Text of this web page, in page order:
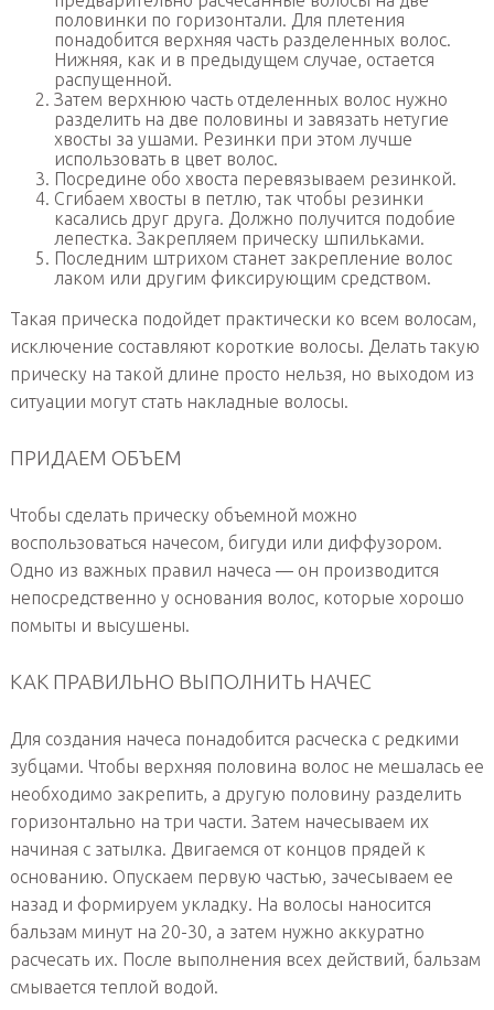
половинки по горизонтали. Для плетения
понадобится верхняя часть разделенных волос.
Нижняя, как и в предыдущем случае, остается
распущенной.
Затем верхнюю часть отделенных волос нужно
разделить на две половины и завязать нетугие
хвосты за ушами. Резинки при этом лучше
использовать в цвет волос.
Посредине обо хвоста перевязываем резинкой.
Сгибаем хвосты в петлю, так чтобы резинки
касались друг друга. Должно получится подобие
лепестка. Закрепляем прическу шпильками.
Последним штрихом станет закрепление волос
лаком или другим фиксирующим средством.
Такая прическа подойдет практически ко всем волосам,
исключение составляют короткие волосы. Делать такую
прическу на такой длине просто нельзя, но выходом из
ситуации могут стать накладные волосы.
ПРИДАЕМ ОБЪЕМ
Чтобы сделать прическу объемной можно
воспользоваться начесом, бигуди или диффузором.
Одно из важных правил начеса — он производится
непосредственно у основания волос, которые хорошо
помыты и высушены.
КАК ПРАВИЛЬНО ВЫПОЛНИТЬ НАЧЕС
Для создания начеса понадобится расческа с редкими
зубцами. Чтобы верхняя половина волос не мешалась ее
необходимо закрепить, а другую половину разделить
горизонтально на три части. Затем начесываем их
начиная с затылка. Двигаемся от концов прядей к
основанию. Опускаем первую частью, зачесываем ее
назад и формируем укладку. На волосы наносится
бальзам минут на 20-30, а затем нужно аккуратно
расчесать их. После выполнения всех действий, бальзам
смывается теплой водой.